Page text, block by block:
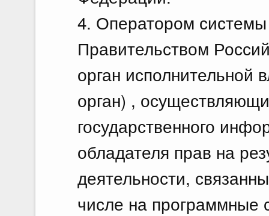
4. Оператором
Правительством
орган исполнительной
орган) ,
государственного
обладателя прав на
деятельности,
числе на программные